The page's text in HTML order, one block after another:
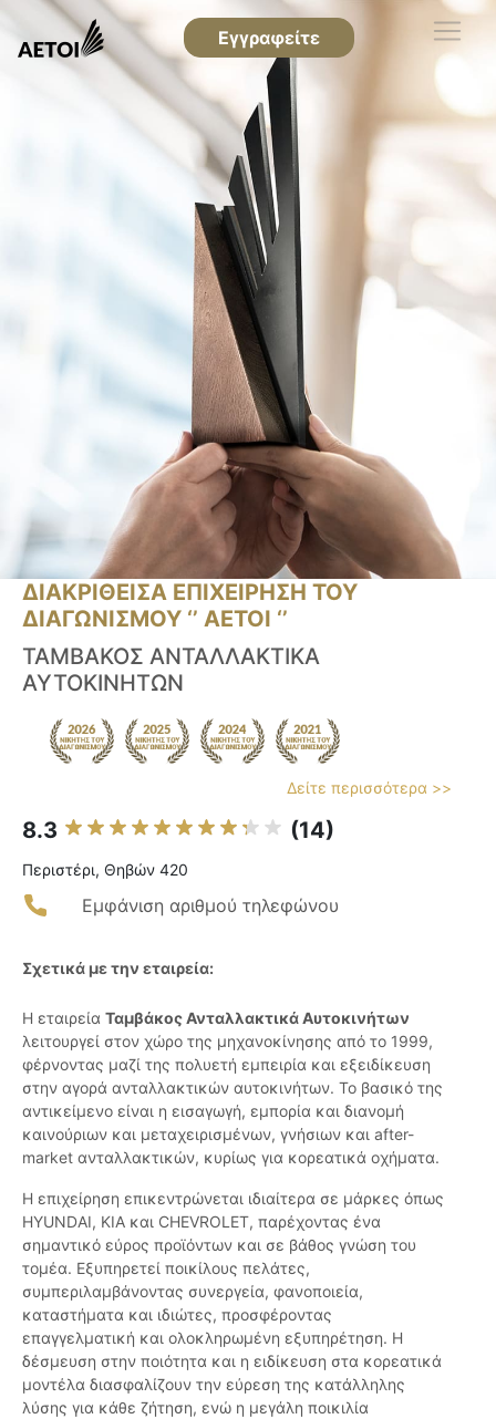
Εγγραφείτε
ΔΙΑΚΡΙΘΕΙΣΑ ΕΠΙΧΕΙΡΗΣΗ ΤΟΥ
ΔΙΑΓΩΝΙΣΜΟΥ ‘’ ΑΕΤΟΙ ‘’
ΤΑΜΒΑΚΟΣ ΑΝΤΑΛΛΑΚΤΙΚΑ
ΑΥΤΟΚΙΝΗΤΩΝ
Δείτε περισσότερα >>
8.3 (14)
Περιστέρι, Θηβών 420
Εμφάνιση αριθμού τηλεφώνου
Σχετικά με την εταιρεία:
Η εταιρεία Ταμβάκος Ανταλλακτικά Αυτοκινήτων
λειτουργεί στον χώρο της μηχανοκίνησης από το 1999,
φέρνοντας μαζί της πολυετή εμπειρία και εξειδίκευση
στην αγορά ανταλλακτικών αυτοκινήτων. Το βασικό της
αντικείμενο είναι η εισαγωγή, εμπορία και διανομή
καινούριων και μεταχειρισμένων, γνήσιων και after-
market ανταλλακτικών, κυρίως για κορεατικά οχήματα.
Η επιχείρηση επικεντρώνεται ιδιαίτερα σε μάρκες όπως
HYUNDAI, KIA και CHEVROLET, παρέχοντας ένα
σημαντικό εύρος προϊόντων και σε βάθος γνώση του
τομέα. Εξυπηρετεί ποικίλους πελάτες,
συμπεριλαμβάνοντας συνεργεία, φανοποιεία,
καταστήματα και ιδιώτες, προσφέροντας
επαγγελματική και ολοκληρωμένη εξυπηρέτηση. Η
δέσμευση στην ποιότητα και η ειδίκευση στα κορεατικά
μοντέλα διασφαλίζουν την εύρεση της κατάλληλης
λύσης για κάθε ζήτηση, ενώ η μεγάλη ποικιλία